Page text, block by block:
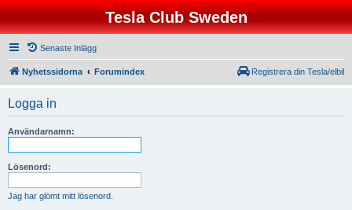
Tesla Club Sweden
Senaste Inlägg
Nyhetssidorna Forumindex Registrera din Tesla/elbil
Logga in
Användarnamn:
Lösenord:
Jag har glömt mitt lösenord.